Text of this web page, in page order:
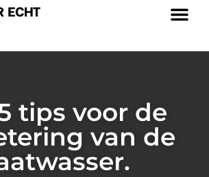
tips voor de
van de